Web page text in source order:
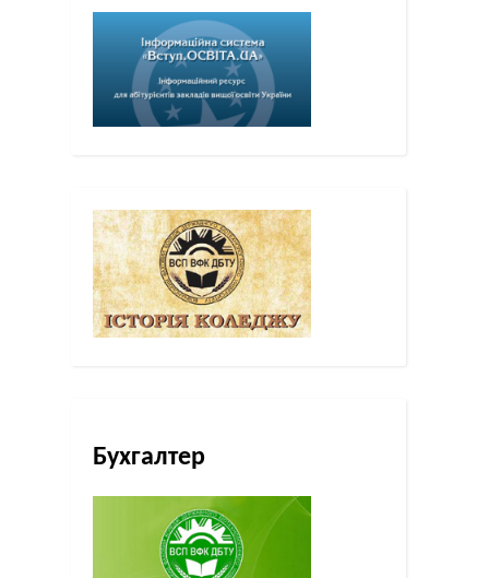
Бухгалтер